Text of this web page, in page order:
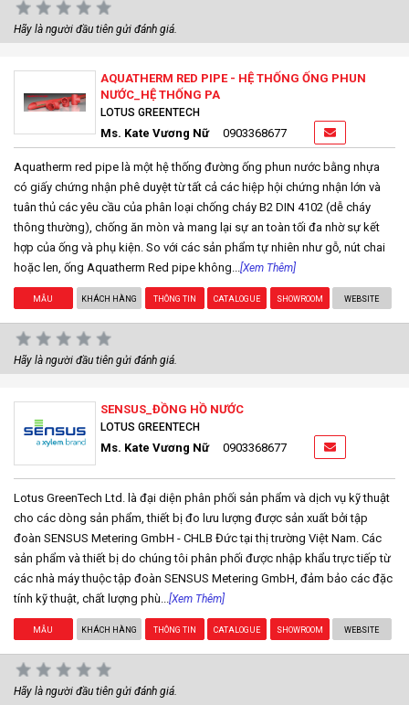
Hãy là người đầu tiên gửi đánh giá.
AQUATHERM RED PIPE - HỆ THỐNG ỐNG PHUN
NƯỚC_HỆ THỐNG PA
LOTUS GREENTECH
Ms. Kate Vương Nữ 0903368677
Aquatherm red pipe là một hệ thống đường ống phun nước bằng nhựa
có giấy chứng nhận phê duyệt từ tất cả các hiệp hội chứng nhận lớn và
tuân thủ các yêu cầu của phân loại chống cháy B2 DIN 4102 (dễ cháy
thông thường), chống ăn mòn và mang lại sự an toàn tối đa nhờ sự kết
hợp của ống và phụ kiện. So với các sản phẩm tự nhiên như gỗ, nút chai
hoặc len, ống Aquatherm Red pipe không... [Xem Thêm]
MẪU KHÁCH HÀNG THÔNG TIN CATALOGUE SHOWROOM WEBSITE
Hãy là người đầu tiên gửi đánh giá.
SENSUS_ĐỒNG HỒ NƯỚC
LOTUS GREENTECH
Ms. Kate Vương Nữ 0903368677
Lotus GreenTech Ltd. là đại diện phân phối sản phẩm và dịch vụ kỹ thuật
cho các dòng sản phẩm, thiết bị đo lưu lượng được sản xuất bởi tập
đoàn SENSUS Metering GmbH - CHLB Đức tại thị trường Việt Nam. Các
sản phẩm và thiết bị do chúng tôi phân phối được nhập khẩu trực tiếp từ
các nhà máy thuộc tập đoàn SENSUS Metering GmbH, đảm bảo các đặc
tính kỹ thuật, chất lượng phù... [Xem Thêm]
MẪU KHÁCH HÀNG THÔNG TIN CATALOGUE SHOWROOM WEBSITE
Hãy là người đầu tiên gửi đánh giá.